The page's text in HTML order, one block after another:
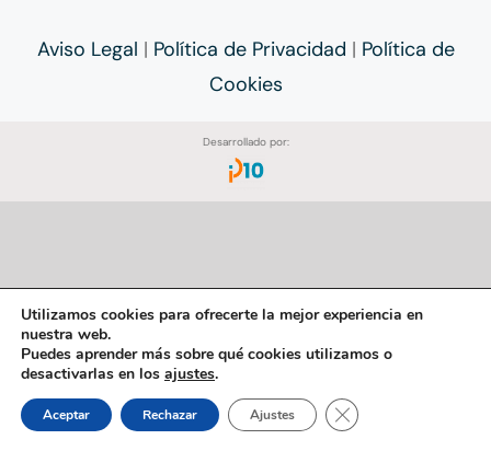
Aviso Legal | Política de Privacidad | Política de
Cookies
Desarrollado por:
Utilizamos cookies para ofrecerte la mejor experiencia en
nuestra web.
Puedes aprender más sobre qué cookies utilizamos o
desactivarlas en los ajustes.
Aceptar Rechazar Ajustes Cerrar el banner de